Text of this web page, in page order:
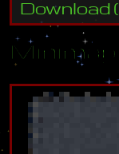
Download(
Minimap